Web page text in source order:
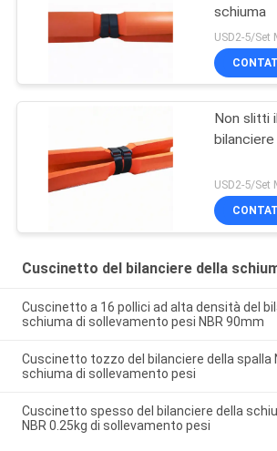
schiuma
USD2-5/Set
Non slitti
bilanciere
USD2-5/Set
Cuscinetto del bilanciere della
Cuscinetto a 16 pollici ad alta densità del
schiuma di sollevamento pesi NBR 90mm
Cuscinetto tozzo del bilanciere della spalla
schiuma di sollevamento pesi
Cuscinetto spesso del bilanciere della
NBR 0.25kg di sollevamento pesi